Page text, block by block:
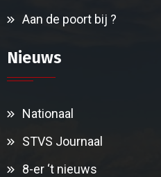
Aan de poort bij ?
Nieuws
Nationaal
STVS Journaal
8-er ‘t nieuws